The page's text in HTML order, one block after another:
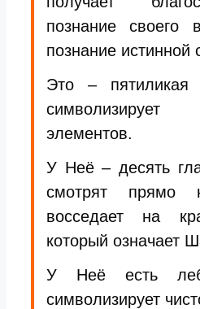
познание
познание истинной
Это – пятиликая
элементов.
У Неё – десять
смотрят
восседает на
который означает
У Неё есть
символизирует